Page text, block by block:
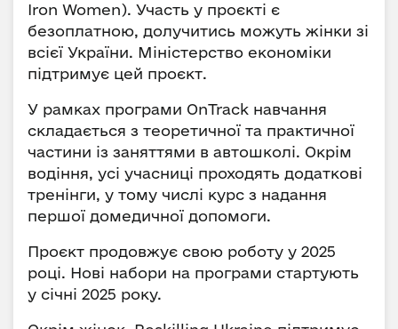
Iron Women). Участь у проєкті є
безоплатною, долучитись можуть жінки зі
всієї України. Міністерство економіки
підтримує цей проєкт.
У рамках програми OnTrack навчання
складається з теоретичної та практичної
частини із заняттями в автошколі. Окрім
водіння, усі учасниці проходять додаткові
тренінги, у тому числі курс з надання
першої домедичної допомоги.
Проєкт продовжує свою роботу у 2025
році. Нові набори на програми стартують
у січні 2025 року.